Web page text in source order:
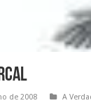
de 2008 A